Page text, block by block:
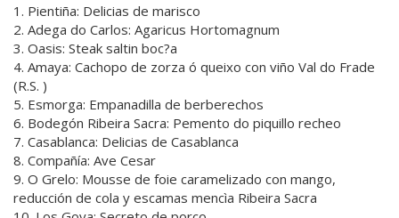
1. Pientiña: Delicias de marisco
2. Adega do Carlos: Agaricus Hortomagnum
3. Oasis: Steak saltin boc?a
4. Amaya: Cachopo de zorza ó queixo con viño Val do Frade
(R.S. )
5. Esmorga: Empanadilla de berberechos
6. Bodegón Ribeira Sacra: Pemento do piquillo recheo
7. Casablanca: Delicias de Casablanca
8. Compañía: Ave Cesar
9. O Grelo: Mousse de foie caramelizado con mango,
reducción de cola y escamas mencìa Ribeira Sacra